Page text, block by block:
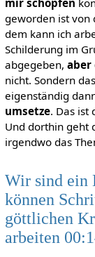
geworden ist von
dem kann ich
Schilderung im
abgegeben, aber
nicht. Sondern
eigenständig
umsetze. Das ist
Und dorthin geht
irgendwo das
Wir sind ein
können
göttlichen
arbeiten